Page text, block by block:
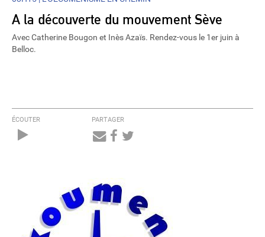
A la découverte du mouvement Sève
Avec Catherine Bougon et Inès Azaïs. Rendez-vous le 1er juin à
Belloc.
ÉCOUTER PARTAGER